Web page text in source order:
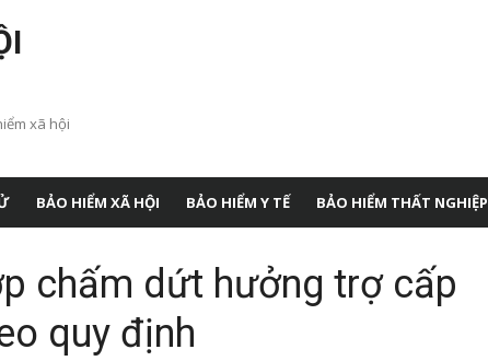
xã hội
BẢO HIỂM XÃ HỘI BẢO HIỂM Y TẾ BẢO HIỂM THẤT NGHIỆP
chấm dứt hưởng trợ cấp
quy định